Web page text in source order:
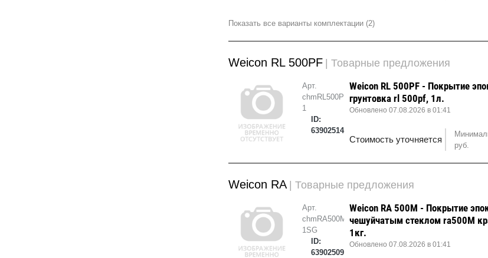
Показать все варианты комплектации (2)
Weicon RL 500PF | Товарные предложения
Арт.
chmRL500PF-
1
ID:
63902514
Weicon RL 500PF - Покрытие
грунтовка rl 500pf, 1л.
Обновлено 07.08.2026 в 01:41
Стоимость уточняется
руб.
Weicon RA | Товарные предложения
Арт.
chmRA500M-
1SG
ID:
63902509
Weicon RA 500M - Покрытие
чешуйчатым стеклом ra500M
1кг.
Обновлено 07.08.2026 в 01:41